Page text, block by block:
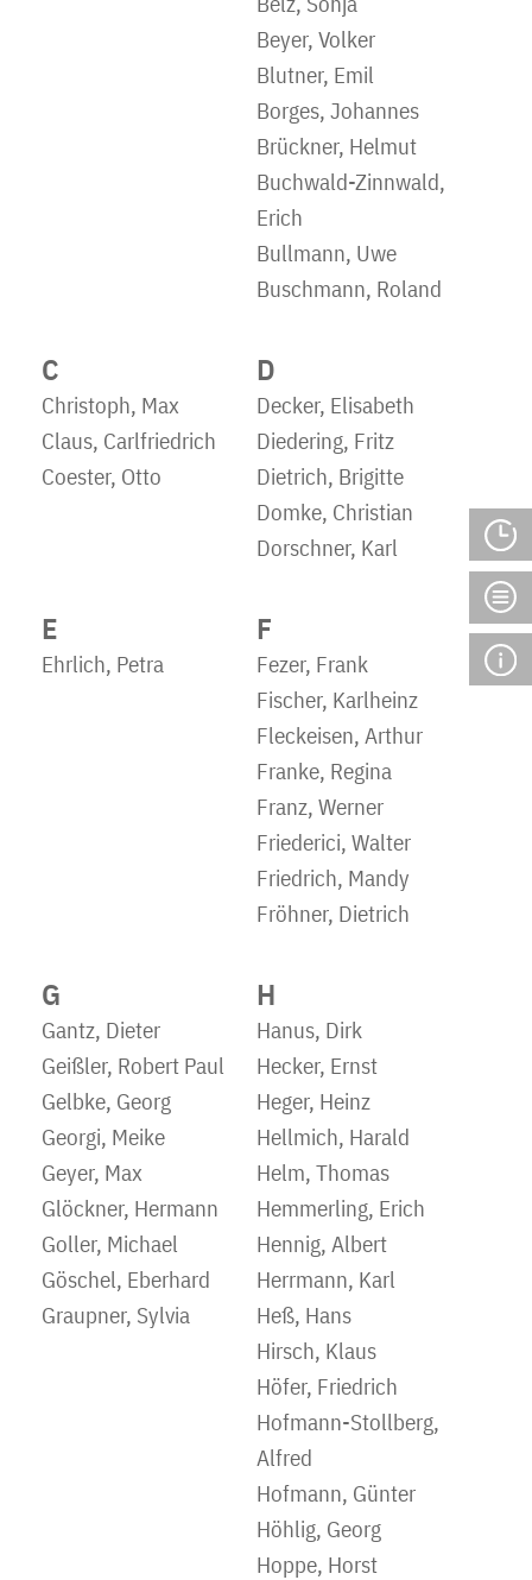
Beyer, Volker
Blutner, Emil
Borges, Johannes
Brückner, Helmut
Buchwald-Zinnwald,
Erich
Bullmann, Uwe
Buschmann, Roland
C
Christoph, Max
Claus, Carlfriedrich
Coester, Otto
D
Decker, Elisabeth
Diedering, Fritz
Dietrich, Brigitte
Domke, Christian
Dorschner, Karl
E
Ehrlich, Petra
F
Fezer, Frank
Fischer, Karlheinz
Fleckeisen, Arthur
Franke, Regina
Franz, Werner
Friederici, Walter
Friedrich, Mandy
Fröhner, Dietrich
G
Gantz, Dieter
Geißler, Robert Paul
Gelbke, Georg
Georgi, Meike
Geyer, Max
Glöckner, Hermann
Goller, Michael
Göschel, Eberhard
Graupner, Sylvia
H
Hanus, Dirk
Hecker, Ernst
Heger, Heinz
Hellmich, Harald
Helm, Thomas
Hemmerling, Erich
Hennig, Albert
Herrmann, Karl
Heß, Hans
Hirsch, Klaus
Höfer, Friedrich
Hofmann-Stollberg,
Alfred
Hofmann, Günter
Höhlig, Georg
Hoppe, Horst